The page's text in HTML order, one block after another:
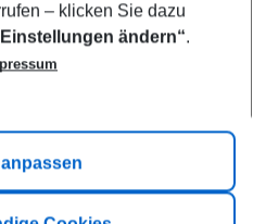
– klicken Sie dazu
ändern“.